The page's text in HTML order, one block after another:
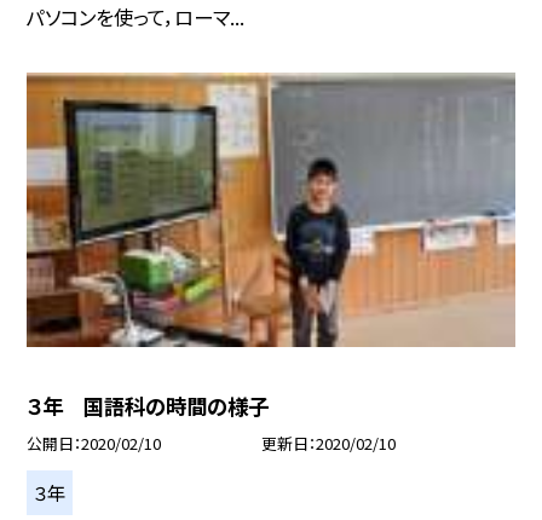
パソコンを使って，ローマ...
３年 国語科の時間の様子
公開日 2020/02/10 更新日 2020/02/10
３年